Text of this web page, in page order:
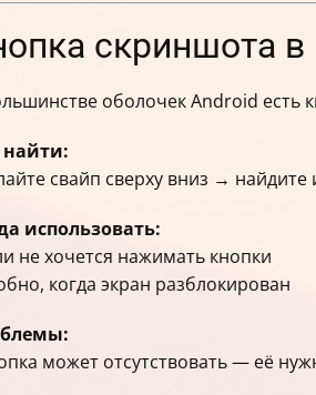
скриншота
оболочек Android есть
найти:
свайп сверху вниз →
использовать:
не хочется нажимать кнопки
когда экран разблокирован
может отсутствовать — её